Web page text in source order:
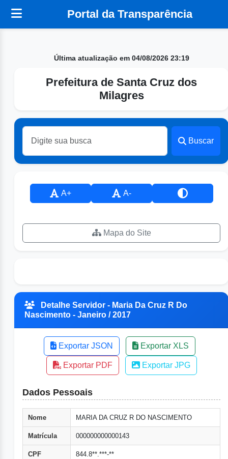
Portal da Transparência
Última atualização em 04/08/2026 23:19
Prefeitura de Santa Cruz dos
Milagres
Buscar
A+ A-
Mapa do Site
Detalhe Servidor - Maria Da Cruz R Do
Nascimento - Janeiro / 2017
Exportar JSON Exportar XLS
Exportar PDF Exportar JPG
Dados Pessoais
Nome MARIA DA CRUZ R DO NASCIMENTO
Matrícula 000000000000143
CPF 844.8**.***-**